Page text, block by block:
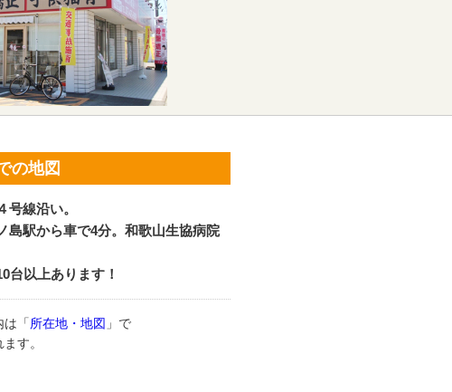
の地図
号線沿い。
島駅から車で4分。和歌山生協病院
台以上あります！
は「所在地・地図 」で
す。